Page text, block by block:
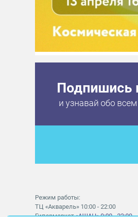
Подпишись
и узнавай обо
Режим работы:
ТЦ «Акварель» 10:00 - 22:00